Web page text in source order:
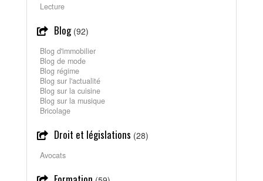
Lecture
Blog (92)
Blog d'immobilier
Blog de mode
Blog régime
Blog sur l'actualité
Blog sur la cuisine
Blog sur la musique
Bricolage
Droit et législations (28)
Avocats